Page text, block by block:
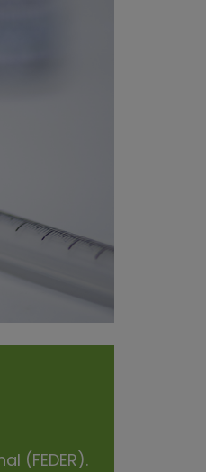
(FEDER).